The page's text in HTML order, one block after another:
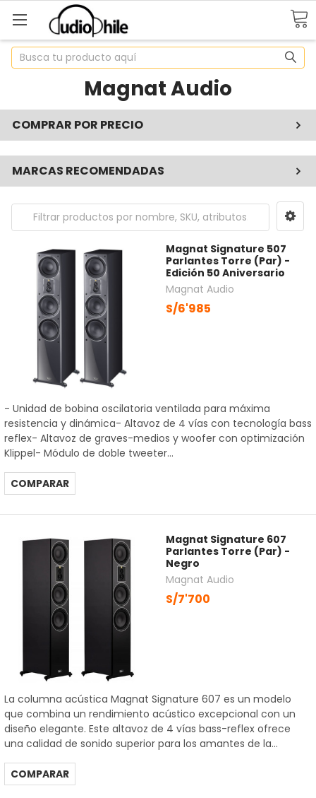
Buscar
Magnat Audio
COMPRAR POR PRECIO
MARCAS RECOMENDADAS
Magnat Signature 507
Parlantes Torre (Par) -
Edición 50 Aniversario
Magnat Audio
S/6'985
- Unidad de bobina oscilatoria ventilada para máxima
resistencia y dinámica- Altavoz de 4 vías con tecnología bass
reflex- Altavoz de graves-medios y woofer con optimización
Klippel- Módulo de doble tweeter...
COMPARAR
Magnat Signature 607
Parlantes Torre (Par) -
Negro
Magnat Audio
S/7'700
La columna acústica Magnat Signature 607 es un modelo
que combina un rendimiento acústico excepcional con un
diseño elegante. Este altavoz de 4 vías bass-reflex ofrece
una calidad de sonido superior para los amantes de la...
COMPARAR